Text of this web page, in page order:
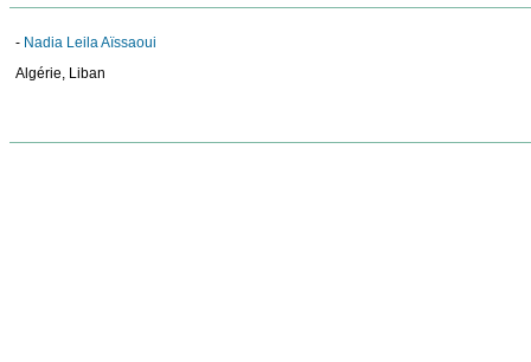
- Nadia Leila Aïssaoui
Algérie, Liban